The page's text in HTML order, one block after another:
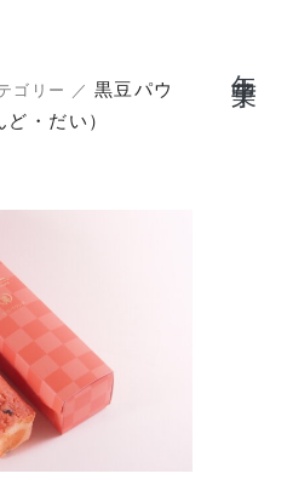
ゴリー ／ 黒豆パウ
・だい）